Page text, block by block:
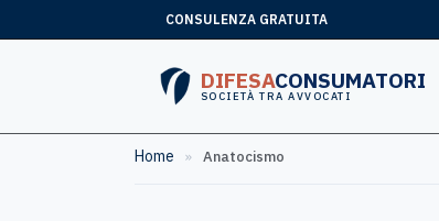
CONSULENZA GRATUITA
DIFESACONSUMATORI
SOCIETÀ TRA AVVOCATI
Home » Anatocismo